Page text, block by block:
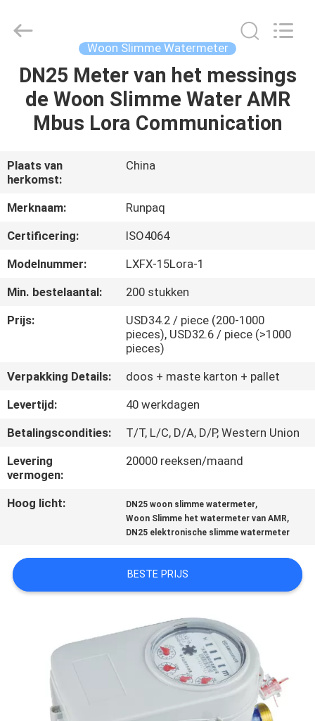
HUIS
PRODUCTEN
ONGEVEER
ONS
FABRIEKSREIS
CONTACTEER
VERZOEK
OM
EEN
CITAAT
SITEMAP
PRIVACY
Technology
Reserved.
Woon Slimme Watermeter
DN25 Meter van het messings
de Woon Slimme Water AMR
Mbus Lora Communication
Plaats van
herkomst:
China
Merknaam:
Runpaq
Certificering:
ISO4064
Modelnummer:
LXFX-15Lora-1
Min. bestelaantal:
200 stukken
Prijs:
USD34.2 / piece (200-1000
pieces), USD32.6 / piece (>1000
pieces)
Verpakking Details:
doos + maste karton + pallet
Levertijd:
40 werkdagen
Betalingscondities:
T/T, L/C, D/A, D/P, Western Union
Levering
vermogen:
20000 reeksen/maand
Hoog licht: DN25 woon slimme watermeter,
Woon Slimme het watermeter van AMR,
DN25 elektronische slimme watermeter
BESTE PRIJS